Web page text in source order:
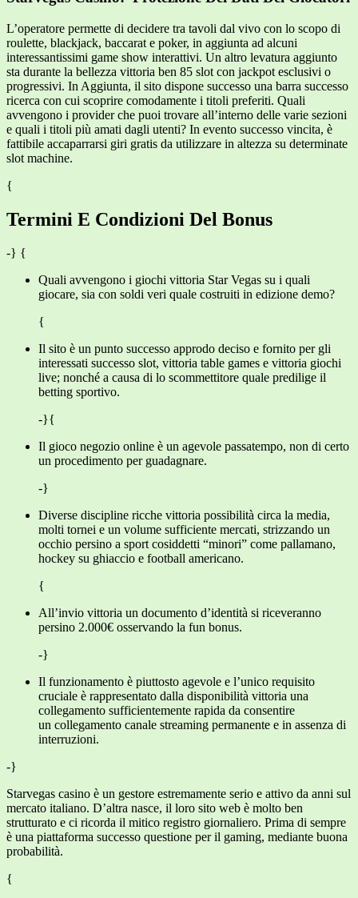
L’operatore permette di decidere tra tavoli dal vivo con lo scopo di
roulette, blackjack, baccarat e poker, in aggiunta ad alcuni
interessantissimi game show interattivi. Un altro levatura aggiunto
sta durante la bellezza vittoria ben 85 slot con jackpot esclusivi o
progressivi. In Aggiunta, il sito dispone successo una barra successo
ricerca con cui scoprire comodamente i titoli preferiti. Quali
avvengono i provider che puoi trovare all’interno delle varie sezioni
e quali i titoli più amati dagli utenti? In evento successo vincita, è
fattibile accaparrarsi giri gratis da utilizzare in altezza su determinate
slot machine.
{
Termini E Condizioni Del Bonus
-} {
Quali avvengono i giochi vittoria Star Vegas su i quali
giocare, sia con soldi veri quale costruiti in edizione demo?
{
Il sito è un punto successo approdo deciso e fornito per gli
interessati successo slot, vittoria table games e vittoria giochi
live; nonché a causa di lo scommettitore quale predilige il
betting sportivo.
-}{
Il gioco negozio online è un agevole passatempo, non di certo
un procedimento per guadagnare.
-}
Diverse discipline ricche vittoria possibilità circa la media,
molti tornei e un volume sufficiente mercati, strizzando un
occhio persino a sport cosiddetti “minori” come pallamano,
hockey su ghiaccio e football americano.
{
All’invio vittoria un documento d’identità si riceveranno
persino 2.000€ osservando la fun bonus.
-}
Il funzionamento è piuttosto agevole e l’unico requisito
cruciale è rappresentato dalla disponibilità vittoria una
collegamento sufficientemente rapida da consentire
un collegamento canale streaming permanente e in assenza di
interruzioni.
-}
Starvegas casino è un gestore estremamente serio e attivo da anni sul
mercato italiano. D’altra nasce, il loro sito web è molto ben
strutturato e ci ricorda il mitico registro giornaliero. Prima di sempre
è una piattaforma successo questione per il gaming, mediante buona
probabilità.
{